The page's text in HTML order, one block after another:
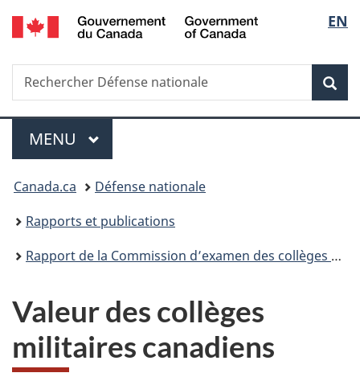
Passer
au
principal
Passer
à
Au
du
Passer
au
de
section
Passer
à
version
simplifiée
de
la
EN
Recherche
Rechercher
Défense
Menu
MENU PRINCIPAL
Vous
êtes
ici :
Canada.ca
Défense nationale
Rapports et publications
Rapport de la Commission d’examen des collèges militaires canadiens
Valeur des collèges
militaires canadiens